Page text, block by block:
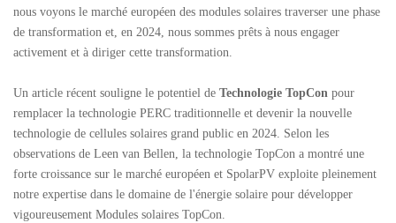
nous voyons le marché européen des modules solaires traverser une phase
de transformation et, en 2024, nous sommes prêts à nous engager
activement et à diriger cette transformation.
Un article récent souligne le potentiel de Technologie TopCon pour
remplacer la technologie PERC traditionnelle et devenir la nouvelle
technologie de cellules solaires grand public en 2024. Selon les
observations de Leen van Bellen, la technologie TopCon a montré une
forte croissance sur le marché européen et SpolarPV exploite pleinement
notre expertise dans le domaine de l'énergie solaire pour développer
vigoureusement Modules solaires TopCon.